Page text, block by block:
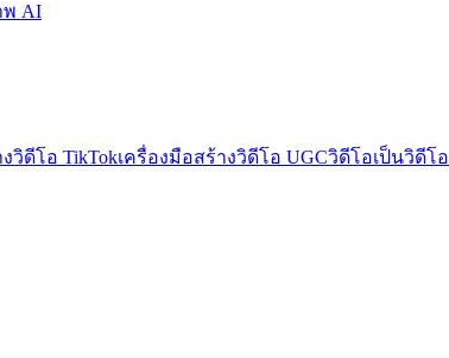
พ AI
วิดีโอ TikTokเครื่องมือสร้างวิดีโอ UGCวิดีโอเป็นวิดีโอ